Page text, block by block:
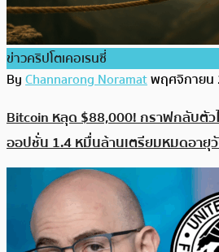
ข่าวคริปโตเคอเรนซี่
ByChannarong Noramatพฤศจิกายน
Bitcoin หลุด $88,000! กราฟกลับตั
ออปชั่น 1.4 หมื่นล้านเตรียมหมดอายุ